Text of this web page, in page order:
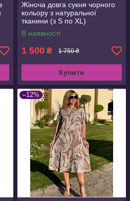
Жіноча довга сукня чорного
кольору з натуральної
тканини (з S по XL)
В наявності
1 500 ₴ 1 750 ₴
Купити
–12%